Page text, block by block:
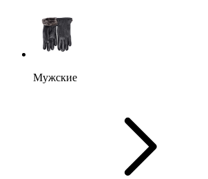
Мужские